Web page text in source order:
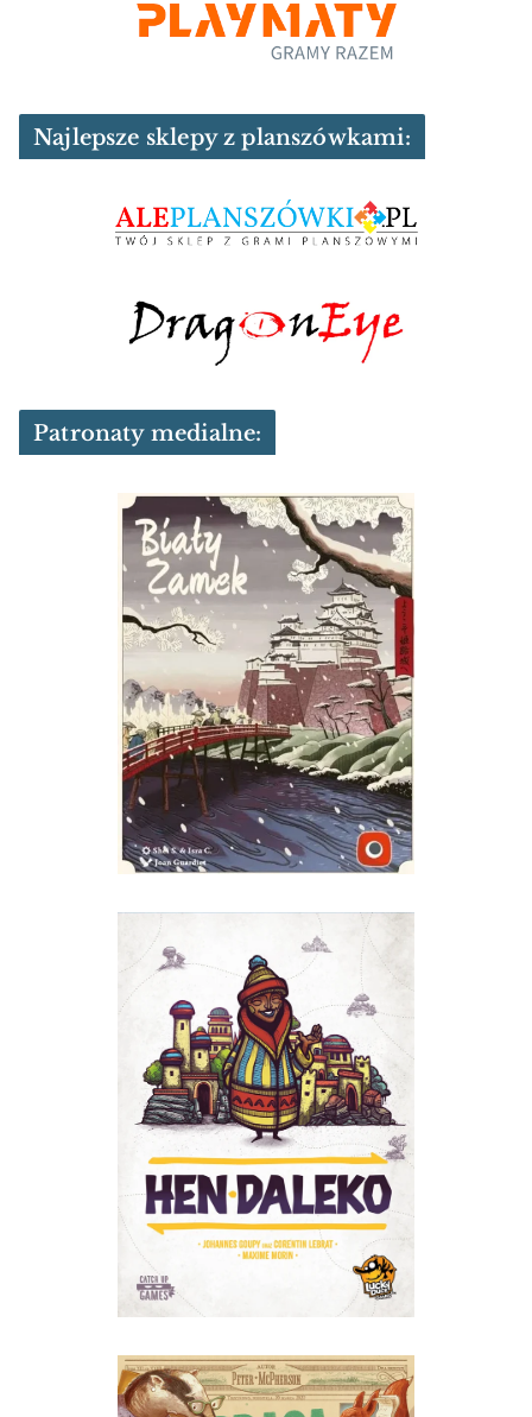
Najlepsze sklepy z planszówkami:
Patronaty medialne: